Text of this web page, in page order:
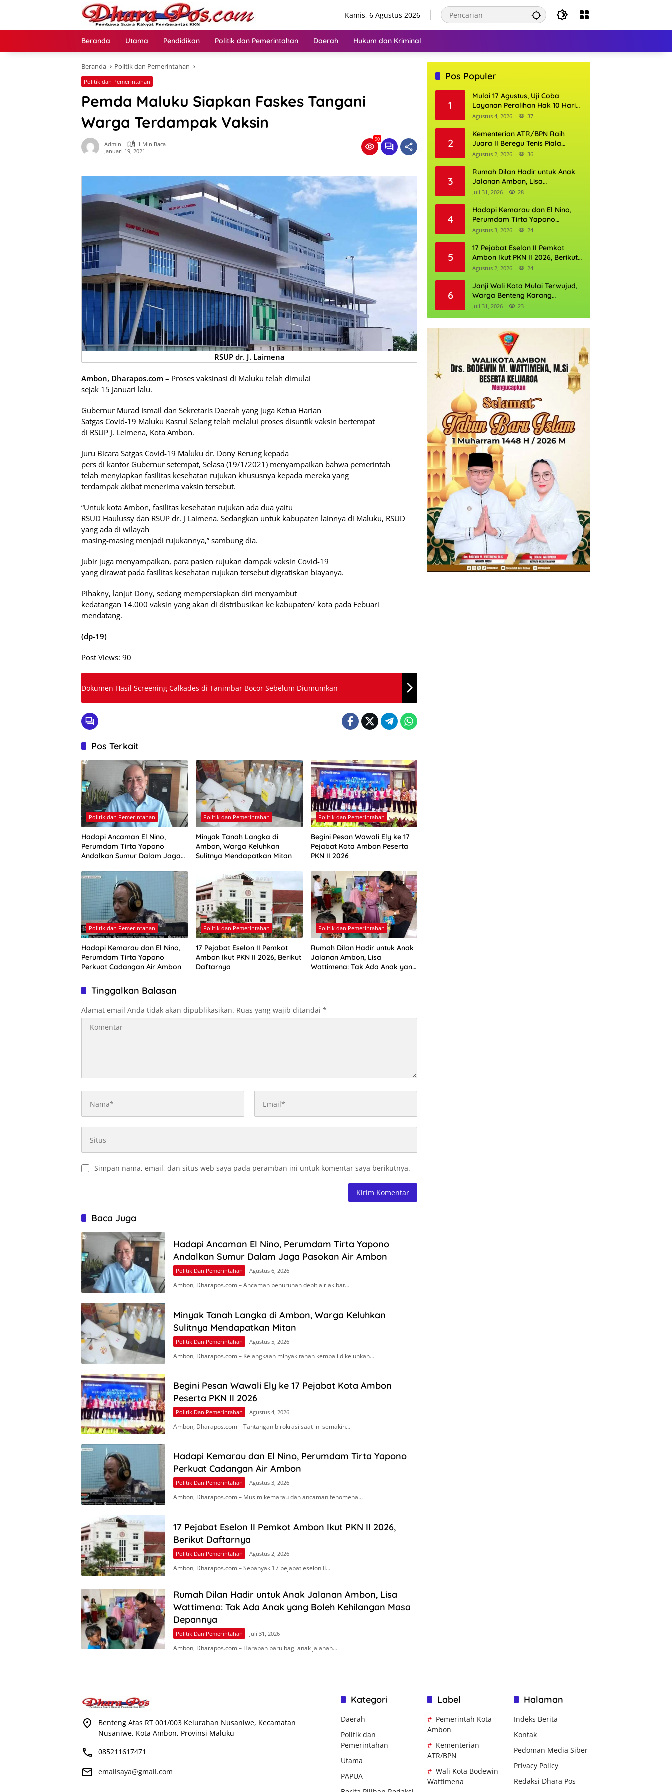
Kamis, 6 Agustus 2026
Beranda Utama Pendidikan Politik dan Pemerintahan Daerah Hukum dan Kriminal
Beranda Politik dan Pemerintahan
Politik dan Pemerintahan
Pemda Maluku Siapkan Faskes Tangani
Warga Terdampak Vaksin
Admin
1 Min Baca
Januari 19, 2021
90
RSUP dr. J. Laimena
Ambon, Dharapos.com – Proses vaksinasi di Maluku telah dimulai
sejak 15 Januari lalu.
Gubernur Murad Ismail dan Sekretaris Daerah yang juga Ketua Harian
Satgas Covid-19 Maluku Kasrul Selang telah melalui proses disuntik vaksin bertempat
di RSUP J. Leimena, Kota Ambon.
Juru Bicara Satgas Covid-19 Maluku dr. Dony Rerung kepada
pers di kantor Gubernur setempat, Selasa (19/1/2021) menyampaikan bahwa pemerintah
telah menyiapkan fasilitas kesehatan rujukan khususnya kepada mereka yang
terdampak akibat menerima vaksin tersebut.
“Untuk kota Ambon, fasilitas kesehatan rujukan ada dua yaitu
RSUD Haulussy dan RSUP dr. J Laimena. Sedangkan untuk kabupaten lainnya di Maluku, RSUD
yang ada di wilayah
masing-masing menjadi rujukannya,” sambung dia.
Jubir juga menyampaikan, para pasien rujukan dampak vaksin Covid-19
yang dirawat pada fasilitas kesehatan rujukan tersebut digratiskan biayanya.
Pihakny, lanjut Dony, sedang mempersiapkan diri menyambut
kedatangan 14.000 vaksin yang akan di distribusikan ke kabupaten/ kota pada Febuari
mendatang.
(dp-19)
Post Views: 90
Dokumen Hasil Screening Calkades di Tanimbar Bocor Sebelum Diumumkan
Pos Terkait
Politik dan Pemerintahan
Hadapi Ancaman El Nino,
Perumdam Tirta Yapono
Andalkan Sumur Dalam Jaga
Politik dan Pemerintahan
Minyak Tanah Langka di
Ambon, Warga Keluhkan
Sulitnya Mendapatkan Mitan
Politik dan Pemerintahan
Begini Pesan Wawali Ely ke 17
Pejabat Kota Ambon Peserta
PKN II 2026
Politik dan Pemerintahan
Hadapi Kemarau dan El Nino,
Perumdam Tirta Yapono
Perkuat Cadangan Air Ambon
Politik dan Pemerintahan
17 Pejabat Eselon II Pemkot
Ambon Ikut PKN II 2026, Berikut
Daftarnya
Politik dan Pemerintahan
Rumah Dilan Hadir untuk Anak
Jalanan Ambon, Lisa
Wattimena: Tak Ada Anak yang
Tinggalkan Balasan
Alamat email Anda tidak akan dipublikasikan. Ruas yang wajib ditandai *
Simpan nama, email, dan situs web saya pada peramban ini untuk komentar saya berikutnya.
Baca Juga
Hadapi Ancaman El Nino, Perumdam Tirta Yapono
Andalkan Sumur Dalam Jaga Pasokan Air Ambon
Politik Dan Pemerintahan Agustus 6, 2026
Ambon, Dharapos.com – Ancaman penurunan debit air akibat…
Minyak Tanah Langka di Ambon, Warga Keluhkan
Sulitnya Mendapatkan Mitan
Politik Dan Pemerintahan Agustus 5, 2026
Ambon, Dharapos.com – Kelangkaan minyak tanah kembali dikeluhkan…
Begini Pesan Wawali Ely ke 17 Pejabat Kota Ambon
Peserta PKN II 2026
Politik Dan Pemerintahan Agustus 4, 2026
Ambon, Dharapos.com – Tantangan birokrasi saat ini semakin…
Hadapi Kemarau dan El Nino, Perumdam Tirta Yapono
Perkuat Cadangan Air Ambon
Politik Dan Pemerintahan Agustus 3, 2026
Ambon, Dharapos.com – Musim kemarau dan ancaman fenomena…
17 Pejabat Eselon II Pemkot Ambon Ikut PKN II 2026,
Berikut Daftarnya
Politik Dan Pemerintahan Agustus 2, 2026
Ambon, Dharapos.com – Sebanyak 17 pejabat eselon II…
Rumah Dilan Hadir untuk Anak Jalanan Ambon, Lisa
Wattimena: Tak Ada Anak yang Boleh Kehilangan Masa
Depannya
Politik Dan Pemerintahan Juli 31, 2026
Ambon, Dharapos.com – Harapan baru bagi anak jalanan…
Pos Populer
1
Mulai 17 Agustus, Uji Coba
Layanan Peralihan Hak 10 Hari
di 15 Kantor Pertanahan
Agustus 4, 2026 37
2
Kementerian ATR/BPN Raih
Juara II Beregu Tenis Piala
Gubernur DKI Jakarta 2026
Agustus 2, 2026 36
3
Rumah Dilan Hadir untuk Anak
Jalanan Ambon, Lisa
Wattimena: Tak Ada Anak yang
Depannya
Juli 31, 2026 28
4
Hadapi Kemarau dan El Nino,
Perumdam Tirta Yapono
Perkuat Cadangan Air Ambon
Agustus 3, 2026 24
5
17 Pejabat Eselon II Pemkot
Ambon Ikut PKN II 2026, Berikut
Daftarnya
Agustus 2, 2026 24
6
Janji Wali Kota Mulai Terwujud,
Warga Benteng Karang
Ditargetkan Nikmati Air Bersih
Juli 31, 2026 23
Benteng Atas RT 001/003 Kelurahan Nusaniwe, Kecamatan
Nusaniwe, Kota Ambon, Provinsi Maluku
085211617471
emailsaya@gmail.com
Kategori
Daerah
Politik dan
Pemerintahan
Utama
PAPUA
Label
Pemerintah Kota
Ambon
Kementerian
ATR/BPN
Wali Kota Bodewin
Wattimena
Halaman
Indeks Berita
Kontak
Pedoman Media Siber
Privacy Policy
Redaksi Dhara Pos